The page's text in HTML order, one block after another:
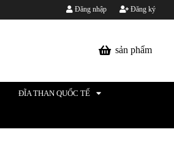
Đăng nhập Đăng ký
sản phẩm
ĐĨA THAN QUỐC TẾ